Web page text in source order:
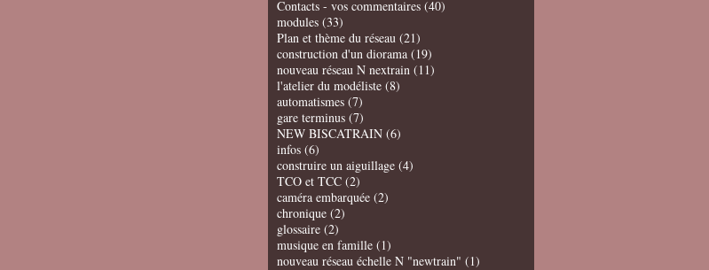
Contacts - vos commentaires (40)
modules (33)
Plan et thème du réseau (21)
construction d'un diorama (19)
nouveau réseau N nextrain (11)
l'atelier du modéliste (8)
automatismes (7)
gare terminus (7)
NEW BISCATRAIN (6)
infos (6)
construire un aiguillage (4)
TCO et TCC (2)
caméra embarquée (2)
chronique (2)
glossaire (2)
musique en famille (1)
nouveau réseau échelle N "newtrain" (1)